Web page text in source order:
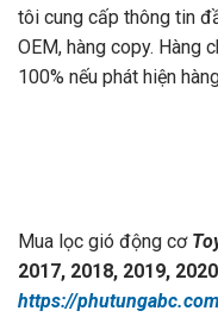
tôi cung cấp thông tin
OEM, hàng copy. Hàng
100% nếu phát hiện
Mua lọc gió động cơ
2017, 2018, 2019, 2020
https://